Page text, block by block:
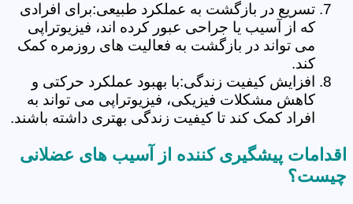
تسریع در بازگشت به عملکرد طبیعی:برای افرادی
که از آسیب یا جراحی عبور کرده اند، فیزیوتراپی
می تواند در بازگشت به فعالیت های روزمره کمک
کند.
افزایش کیفیت زندگی:با بهبود عملکرد حرکتی و
کاهش مشکلات فیزیکی، فیزیوتراپی می تواند به
افراد کمک کند تا کیفیت زندگی بهتری داشته باشند.
اقدامات پیشگیری کننده از آسیب های عضلانی
چیست؟